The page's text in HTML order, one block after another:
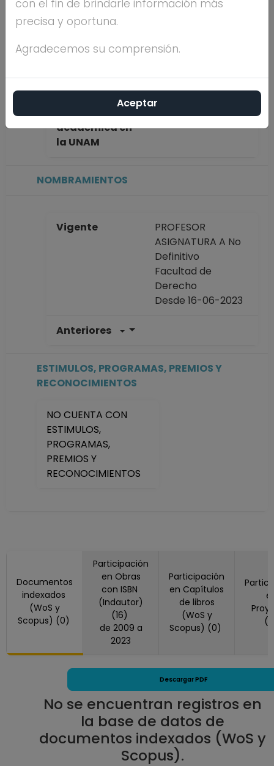
de estudios
DOCTORADO
Antigüedad
académica en
la UNAM
9 años
NOMBRAMIENTOS
Vigente
PROFESOR
ASIGNATURA A No
Definitivo
Facultad de
Derecho
Desde 16-06-2023
Anteriores
Facultad de
ESTIMULOS, PROGRAMAS, PREMIOS Y
RECONOCIMIENTOS
NO CUENTA CON
ESTIMULOS,
PROGRAMAS,
PREMIOS Y
RECONOCIMIENTOS
Documentos
indexados
(WoS y
Scopus) (0)
Participación
en Obras
con ISBN
(Indautor)
(16)
de 2009 a
2023
Participación
en Capítulos
de libros
(WoS y
Scopus) (0)
Descargar PDF
No se encuentran registros en
la base de datos de
documentos indexados (WoS y
Scopus).
con el fin de brindarle información más
precisa y oportuna.
Agradecemos su comprensión.
Aceptar